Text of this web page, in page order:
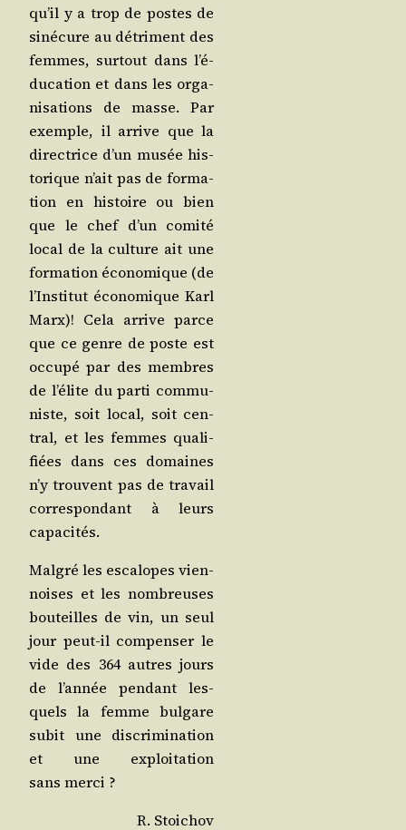
qu’il y a trop de postes de
siné­cure au détri­ment des
femmes, sur­tout dans l’é­
du­ca­tion et dans les orga­
ni­sa­tions de masse. Par
exemple, il arrive que la
direc­trice d’un musée his­
to­rique n’ait pas de for­ma­
tion en his­toire ou bien
que le chef d’un comi­té
local de la culture ait une
for­ma­tion éco­no­mique (de
l’Ins­ti­tut éco­no­mique Karl
Marx)! Cela arrive parce
que ce genre de poste est
occu­pé par des membres
de l’é­lite du par­ti com­mu­
niste, soit local, soit cen­
tral, et les femmes qua­li­
fiées dans ces domaines
n’y trouvent pas de tra­vail
cor­res­pon­dant à leurs
capacités.
Mal­gré les esca­lopes vien­
noises et les nom­breuses
bou­teilles de vin, un seul
jour peut-il com­pen­ser le
vide des 364 autres jours
de l’an­née pen­dant les­
quels la femme bul­gare
subit une dis­cri­mi­na­tion
et une exploi­ta­tion
sans merci ?
R. Stoi­chov